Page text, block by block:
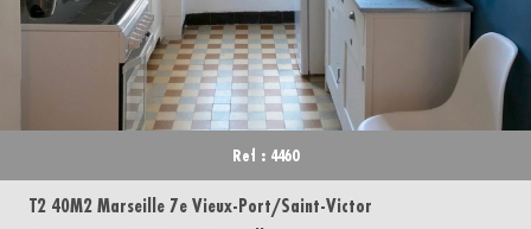
Ref : 4460
T2 40M2 Marseille 7e Vieux-Port/Saint-Victor